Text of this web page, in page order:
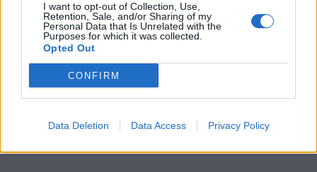
I want to opt-out of Collection, Use,
Retention, Sale, and/or Sharing of my
Personal Data that Is Unrelated with the
Purposes for which it was collected.
Opted Out
CONFIRM
Data Deletion Data Access Privacy Policy
Szukaj
Szukaj